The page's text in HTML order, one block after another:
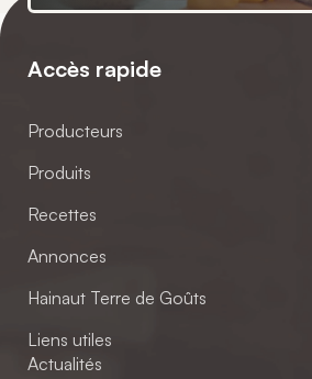
Accès rapide
Producteurs
Produits
Recettes
Annonces
Hainaut Terre de Goûts
Liens utiles
Actualités